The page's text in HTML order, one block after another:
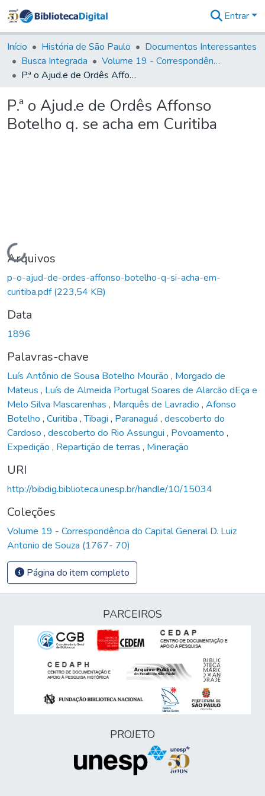
&
Coleções
Tudo na
Biblioteca
Estatísticas
Entrar
Início História de São Paulo
Documentos Interessantes
Busca Integrada
Volume 19 - Correspondência do Capital General D. Luiz Antonio de Souza (1767- 70)
P.ª o Ajud.e de Ordês Affonso Botelho q. se acha em Curitiba
P.ª o Ajud.e de Ordês Affonso
Botelho q. se acha em Curitiba
Carregando...
Arquivos
p-o-ajud-de-ordes-affonso-botelho-q-si-acha-em-
curitiba.pdf(223,54 KB)
Data
1896
Palavras-chave
Luís Antônio de Sousa Botelho Mourão , Morgado de
Mateus , Luís de Almeida Portugal Soares de Alarcão dEça e
Melo Silva Mascarenhas , Marquês de Lavradio , Afonso
Botelho , Curitiba ,Tibagi , Paranaguá , descoberto do
Cardoso , descoberto do Rio Assungui , Povoamento ,
Expedição , Repartição de terras , Mineração
URI
http://bibdig.biblioteca.unesp.br/handle/10/15034
Coleções
Volume 19 - Correspondência do Capital General D. Luiz
Antonio de Souza (1767- 70)
Página do item completo
PARCEIROS
PROJETO